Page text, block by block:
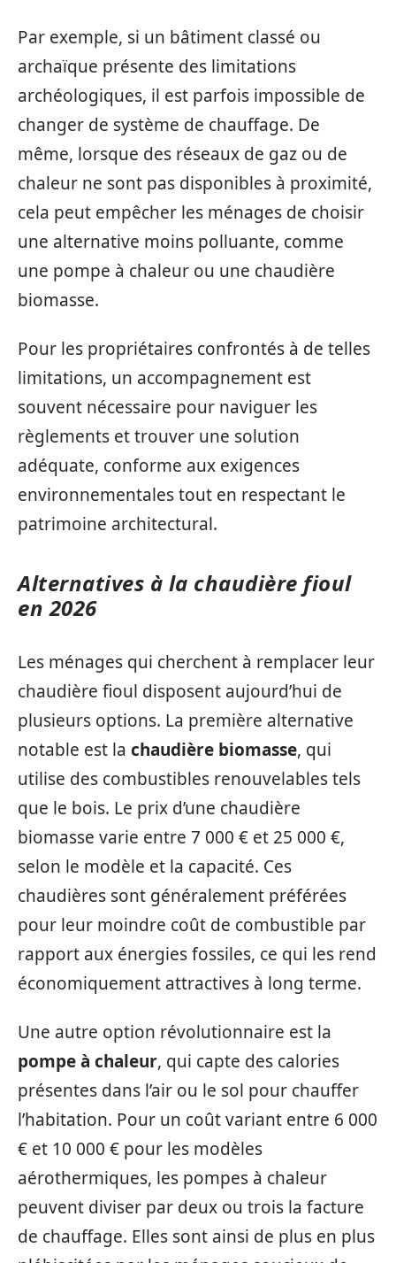
Par exemple, si un bâtiment classé ou
archaïque présente des limitations
archéologiques, il est parfois impossible de
changer de système de chauffage. De
même, lorsque des réseaux de gaz ou de
chaleur ne sont pas disponibles à proximité,
cela peut empêcher les ménages de choisir
une alternative moins polluante, comme
une pompe à chaleur ou une chaudière
biomasse.
Pour les propriétaires confrontés à de telles
limitations, un accompagnement est
souvent nécessaire pour naviguer les
règlements et trouver une solution
adéquate, conforme aux exigences
environnementales tout en respectant le
patrimoine architectural.
Alternatives à la chaudière fioul
en 2026
Les ménages qui cherchent à remplacer leur
chaudière fioul disposent aujourd’hui de
plusieurs options. La première alternative
notable est la chaudière biomasse, qui
utilise des combustibles renouvelables tels
que le bois. Le prix d’une chaudière
biomasse varie entre 7 000 € et 25 000 €,
selon le modèle et la capacité. Ces
chaudières sont généralement préférées
pour leur moindre coût de combustible par
rapport aux énergies fossiles, ce qui les rend
économiquement attractives à long terme.
Une autre option révolutionnaire est la
pompe à chaleur, qui capte des calories
présentes dans l’air ou le sol pour chauffer
l’habitation. Pour un coût variant entre 6 000
€ et 10 000 € pour les modèles
aérothermiques, les pompes à chaleur
peuvent diviser par deux ou trois la facture
de chauffage. Elles sont ainsi de plus en plus